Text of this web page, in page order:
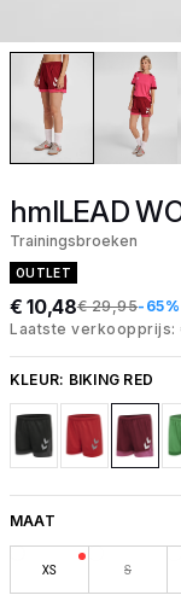
hmlLEAD
Trainingsbroeken
OUTLET
€ 10,48€ 29,95-65%
Laatste verkoopprijs:
KLEUR: BIKING RED
MAAT
XS S